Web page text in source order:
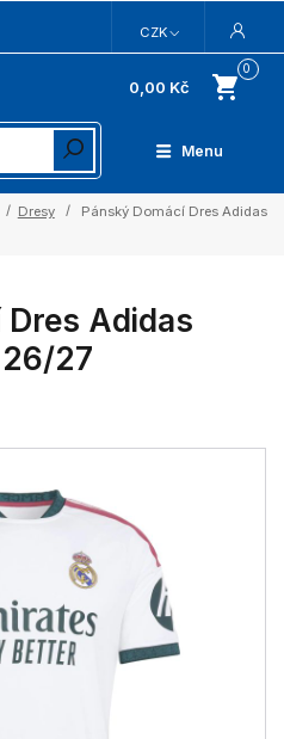
Menu
CZK
0
0,00 Kč
Dresy
Pánský Domácí Dres Adidas
Adidas
26/27